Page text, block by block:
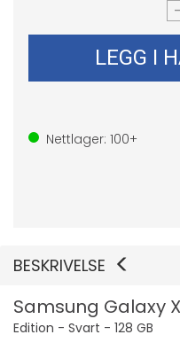
-
LEGG I
Nettlager: 100+
BESKRIVELSE
Samsung Galaxy
Edition - Svart - 128 GB